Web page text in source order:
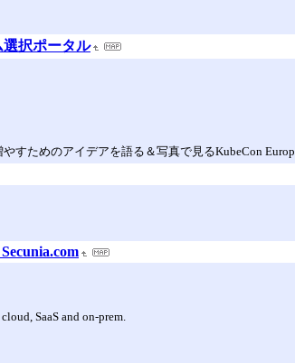
択ポータル
すためのアイデアを語る＆写真で見るKubeCon Europ
SaaS and on-prem.